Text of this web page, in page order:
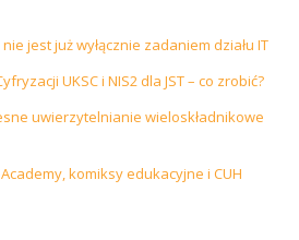
jest już wyłącznie zadaniem działu IT
UKSC i NIS2 dla JST – co zrobić?
uwierzytelnianie wieloskładnikowe
Academy, komiksy edukacyjne i CUH